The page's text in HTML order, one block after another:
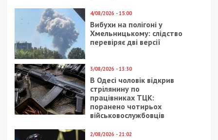
4/08/2026 - 15:00
Вибухи на полігоні у
Хмельницькому: слідство
перевіряє дві версії
3/08/2026 - 13:30
В Одесі чоловік відкрив
стрілянину по
працівниках ТЦК:
поранено чотирьох
військовослужбовців
2/08/2026 - 21:02